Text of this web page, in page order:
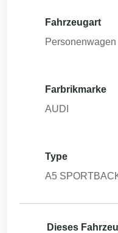
Fahrzeugart
Personenwagen
Farbrikmarke
AUDI
Type
A5
Dieses